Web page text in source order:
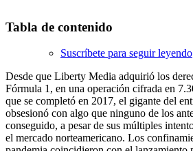
Tabla de contenido
Suscríbete para seguir leyendo
Desde que Liberty Media adquirió los
Fórmula 1, en una operación cifrada en
que se completó en 2017, el gigante del
obsesionó con algo que ninguno de los
conseguido, a pesar de sus múltiples
el mercado norteamericano. Los